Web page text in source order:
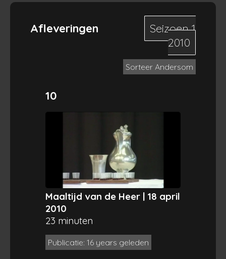
Afleveringen
Seizoen 1
2010
Sorteer Andersom
10
Maaltijd van de Heer | 18 april
2010
23 minuten
Publicatie: 16 years geleden